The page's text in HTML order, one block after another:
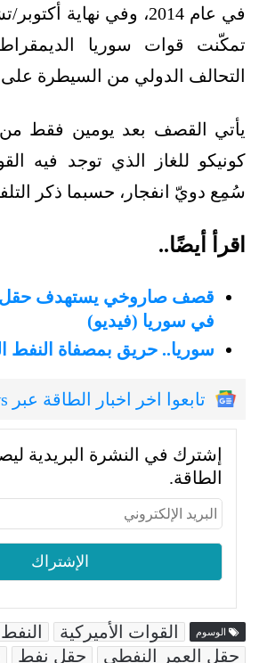
تمكّنت قوات سوريا
التحالف الدولي من السيطرة
يأتي القصف بعد يومين فقط
كونيكو للغاز الذي توجد فيه
سُمِع دويّ انفجار، حسبما ذكر
اقرأ أيضًا..
قصف صاروخي يستهدف حقل
في سوريا (فيديو)
سوريا.. حريق بمصفاة
تابعوا اخر اخبار الطاقة عبر Google News
إشترك في النشرة البريدية
الطاقة.
الوسوم القوات الأميركية
حقل العمر النفطي
حقل نفط